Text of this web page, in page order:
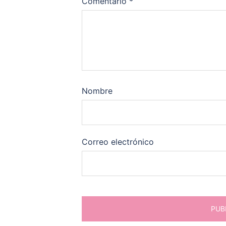
Nombre
Correo electrónico